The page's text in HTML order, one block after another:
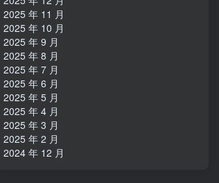
2025 年 11 月
2025 年 10 月
2025 年 9 月
2025 年 8 月
2025 年 7 月
2025 年 6 月
2025 年 5 月
2025 年 4 月
2025 年 3 月
2025 年 2 月
2024 年 12 月